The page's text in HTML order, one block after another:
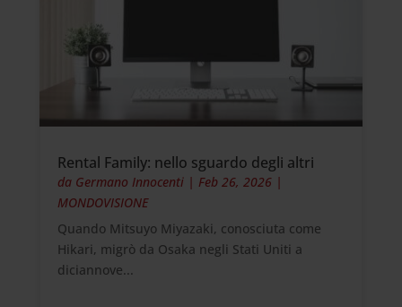
Rental Family: nello sguardo degli altri
da Germano Innocenti| Feb 26, 2026|
MONDOVISIONE
Quando Mitsuyo Miyazaki, conosciuta come
Hikari, migrò da Osaka negli Stati Uniti a
diciannove...